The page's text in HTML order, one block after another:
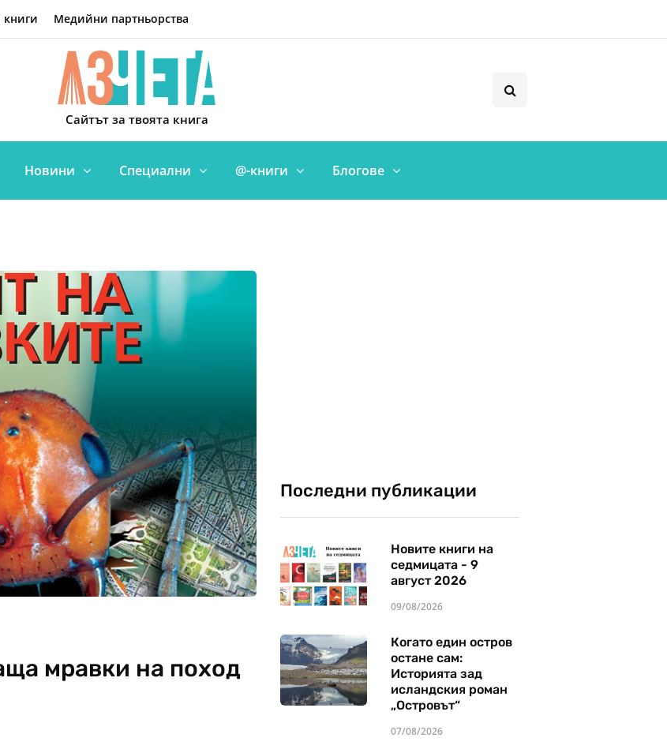
книги Медийни партньорства
Сайтът за твоята книга
Новини Специални @-книги Блогове
мравки на поход
Последни публикации
Новите книги на
седмицата - 9
август 2026
09/08/2026
Когато един остров
остане сам:
Историята зад
исландския роман
„Островът“
07/08/2026